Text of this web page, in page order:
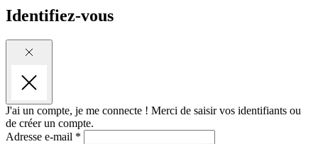
Identifiez-vous
J'ai un compte, je me connecte ! Merci de saisir vos identifiants ou
de créer un compte.
Adresse e-mail *